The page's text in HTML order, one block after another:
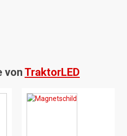
von TraktorLED